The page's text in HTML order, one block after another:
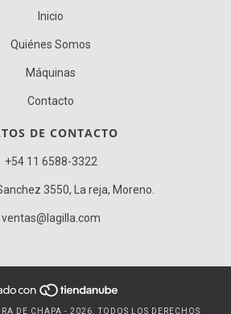
Inicio
Quiénes Somos
Máquinas
Contacto
DE CONTACTO
+54 11 6588-3322
3550, La reja, Moreno.
ventas@lagilla.com
DE CHAPA - 2026. TODOS LOS DERECHOS